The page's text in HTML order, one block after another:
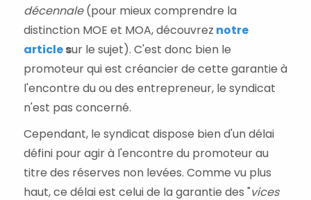
décennale(pour mieux comprendre la
distinction MOE et MOA, découvrez notre
articlesur le sujet). C'est donc bien le
promoteur qui est créancier de cette garantie à
l'encontre du ou des entrepreneur, le syndicat
n'est pas concerné.
Cependant, le syndicat dispose bien d'un délai
défini pour agir à l'encontre du promoteur au
titre des réserves non levées. Comme vu plus
haut, ce délai est celui de la garantie des "vices